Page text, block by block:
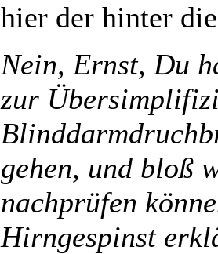
hier der hinter
Nein, Ernst, Du
zur
gehen, und bloß
nachprüfen
Hirngespinst